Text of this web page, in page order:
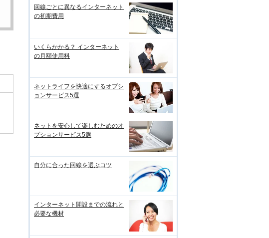
回線ごとに異なるインターネット
の初期費用
いくらかかる？ インターネット
の月額使用料
ネットライフを快適にするオプシ
ョンサービス5選
ネットを安心して楽しむためのオ
プションサービス5選
自分に合った回線を選ぶコツ
インターネット開設までの流れと
必要な機材